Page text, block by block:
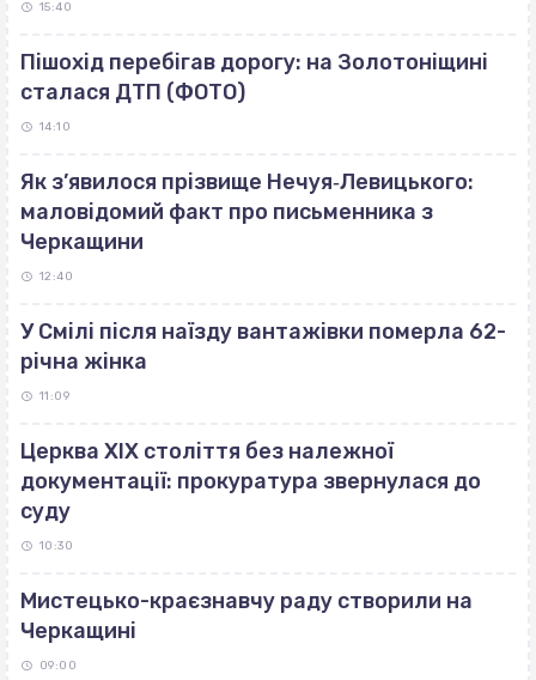
15:40
Пішохід перебігав дорогу: на Золотоніщині
сталася ДТП (ФОТО)
14:10
Як з’явилося прізвище Нечуя‐Левицького:
маловідомий факт про письменника з
Черкащини
12:40
У Смілі після наїзду вантажівки померла 62-
річна жінка
11:09
Церква ХІХ століття без належної
документації: прокуратура звернулася до
суду
10:30
Мистецько-краєзнавчу раду створили на
Черкащині
09:00